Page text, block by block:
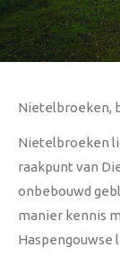
Nietelbroeken,
Nietelbroeken
raakpunt van
onbebouwd
manier kennis
Haspengouwse